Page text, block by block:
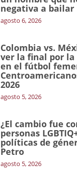
negativa a bailar
agosto 6, 2026
Colombia vs.
ver la final por
en el fútbol
2026
agosto 5, 2026
¿El cambio fue
personas
políticas de
Petro
agosto 5, 2026